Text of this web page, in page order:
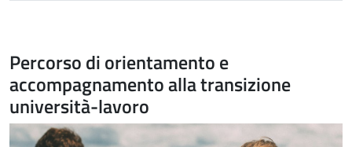
Percorso di orientamento e
accompagnamento alla transizione
università-lavoro